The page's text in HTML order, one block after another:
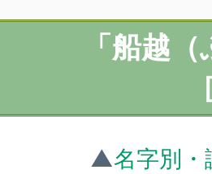
「船越
▲名字別・